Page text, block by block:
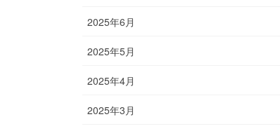
2025年6月
2025年5月
2025年4月
2025年3月